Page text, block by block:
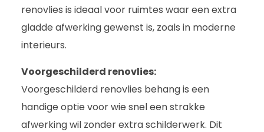
renovlies is ideaal voor ruimtes waar een extra
gladde afwerking gewenst is, zoals in moderne
interieurs.
Voorgeschilderd renovlies:
Voorgeschilderd renovlies behang is een
handige optie voor wie snel een strakke
afwerking wil zonder extra schilderwerk. Dit